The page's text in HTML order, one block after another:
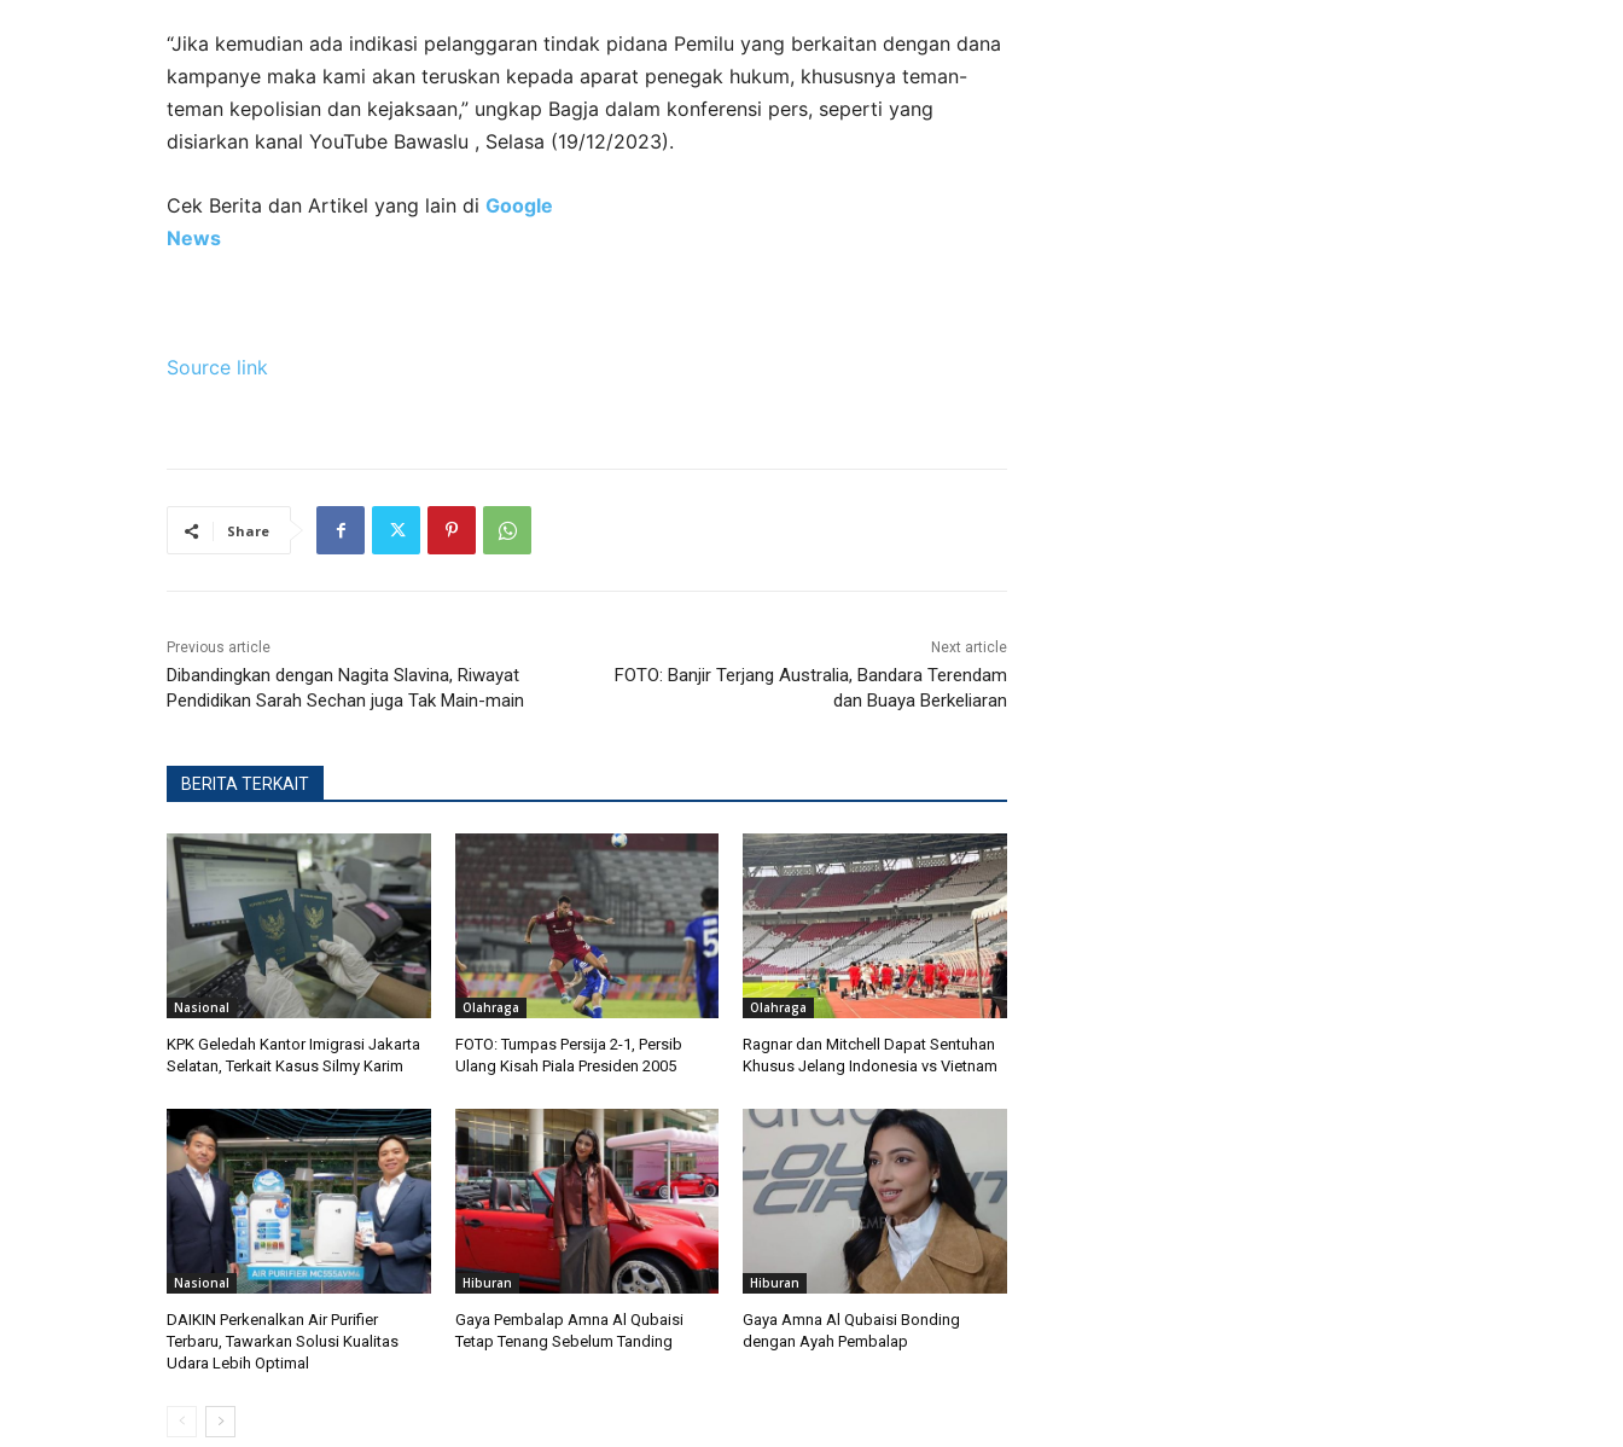
“Jika kemudian ada indikasi pelanggaran tindak pidana Pemilu yang berkaitan dengan dana
kampanye maka kami akan teruskan kepada aparat penegak hukum, khususnya teman-
teman kepolisian dan kejaksaan,” ungkap Bagja dalam konferensi pers, seperti yang
disiarkan kanal YouTube Bawaslu , Selasa (19/12/2023).
Cek Berita dan Artikel yang lain di Google
News
Source link
Share
Previous article
Dibandingkan dengan Nagita Slavina, Riwayat
Pendidikan Sarah Sechan juga Tak Main-main
Next article
FOTO: Banjir Terjang Australia, Bandara Terendam
dan Buaya Berkeliaran
BERITA TERKAIT
Nasional
KPK Geledah Kantor Imigrasi Jakarta
Selatan, Terkait Kasus Silmy Karim
Olahraga
FOTO: Tumpas Persija 2-1, Persib
Ulang Kisah Piala Presiden 2005
Olahraga
Ragnar dan Mitchell Dapat Sentuhan
Khusus Jelang Indonesia vs Vietnam
Nasional
DAIKIN Perkenalkan Air Purifier
Terbaru, Tawarkan Solusi Kualitas
Udara Lebih Optimal
Hiburan
Gaya Pembalap Amna Al Qubaisi
Tetap Tenang Sebelum Tanding
Hiburan
Gaya Amna Al Qubaisi Bonding
dengan Ayah Pembalap